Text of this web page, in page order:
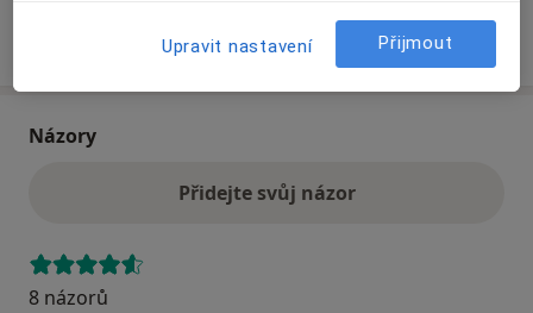
Více
o adrese
Názory
Přidejte svůj názor
8 názorů
Upravit nastavení Přijmout